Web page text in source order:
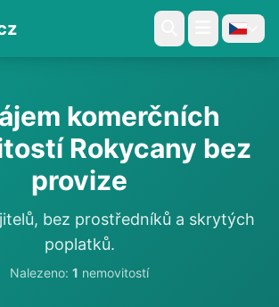
komerčních
Rokycany bez
provize
bez prostředníků a skrytých
poplatků.
Nalezeno: 1 nemovitostí